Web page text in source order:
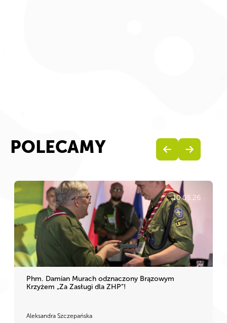
POLECAMY
10.05.26
Phm. Damian Murach odznaczony Brązowym
Krzyżem „Za Zasługi dla ZHP”!
Aleksandra Szczepańska